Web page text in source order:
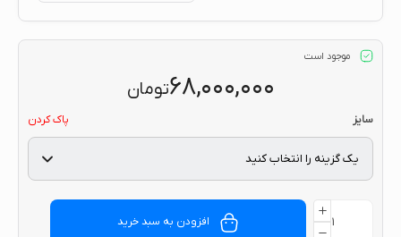
موجود است
۶۸,۰۰۰,۰۰۰تومان
سایز پاک کردن
افزودن به سبد خرید